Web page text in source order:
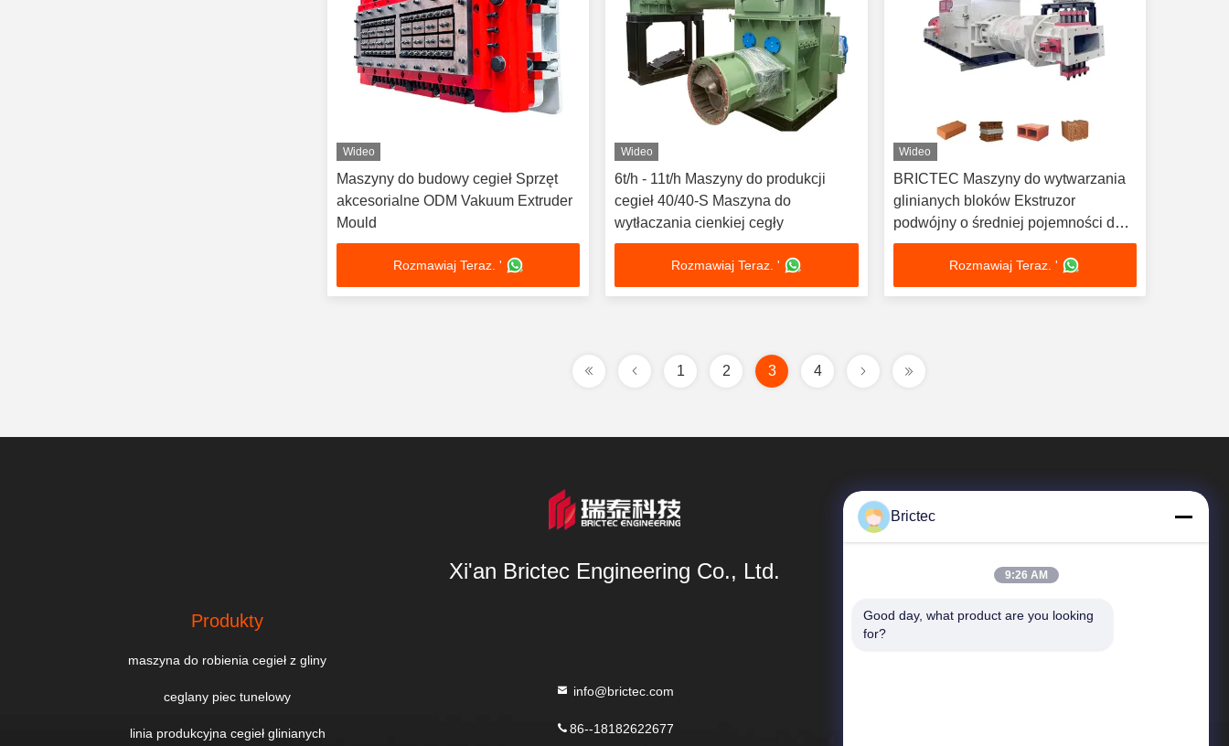
Wideo
Maszyny do budowy cegieł Sprzęt
akcesorialne ODM Vakuum Extruder
Mould
Rozmawiaj Teraz. '
Wideo
6t/h - 11t/h Maszyny do produkcji
cegieł 40/40-S Maszyna do
wytłaczania cienkiej cegły
Rozmawiaj Teraz. '
Wideo
BRICTEC Maszyny do wytwarzania
glinianych bloków Ekstruzor
podwójny o średniej pojemności do
przemysłu budowlanym
Rozmawiaj Teraz. '
1 2 3 4
Xi'an Brictec Engineering Co., Ltd.
Produkty
maszyna do robienia cegieł z gliny
ceglany piec tunelowy
linia produkcyjna cegieł glinianych
info@brictec.com
86--18182622677
Szybkie Linki
Brictec
9:26 AM
Good day, what product are you looking
for?